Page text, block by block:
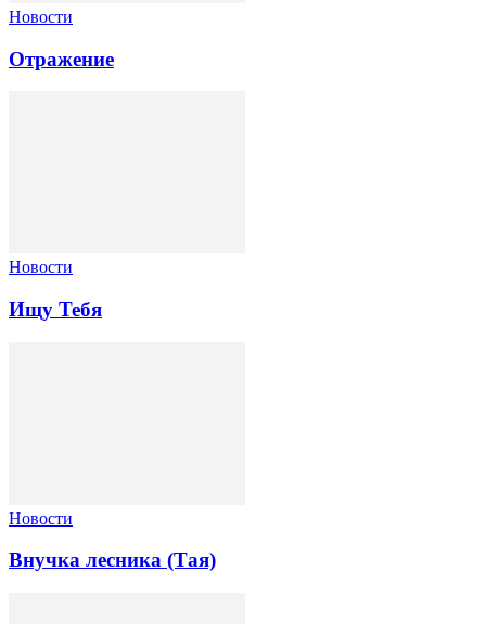
Новости
Отражение
Новости
Ищу Тебя
Новости
Внучка лесника (Тая)